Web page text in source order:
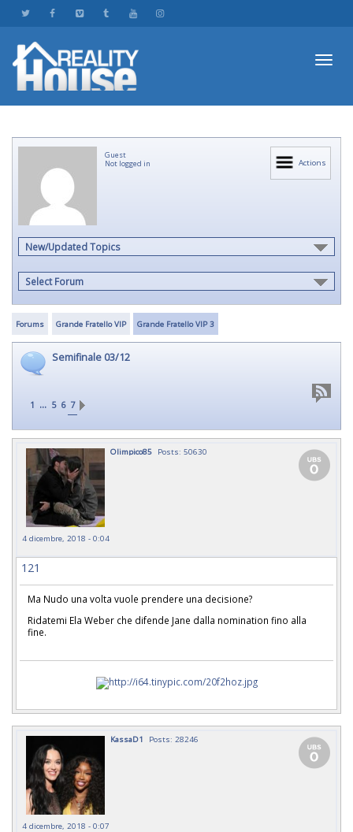
Actions
Guest
Not logged in
New/Updated Topics
Select Forum
Forums Grande Fratello VIP Grande Fratello VIP 3
Semifinale 03/12
1 ... 5 6 7
Olimpico85 Posts: 50630
4 dicembre, 2018 - 0:04
121
Ma Nudo una volta vuole prendere una decisione?
Ridatemi Ela Weber che difende Jane dalla nomination fino alla
fine.
KassaD1 Posts: 28246
4 dicembre, 2018 - 0:07